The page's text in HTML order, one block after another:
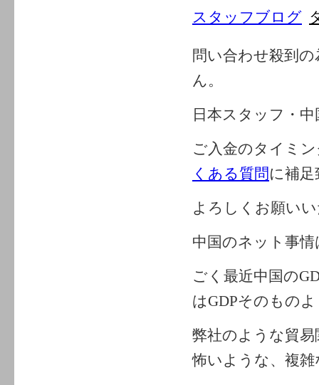
スタッフブログ
問い合わせ殺到
ん。
日本スタッフ・
ご入金のタイミ
くある質問 に補
よろしくお願い
中国のネット事
ごく最近中国の
はGDPそのもの
弊社のような貿
怖いような、複